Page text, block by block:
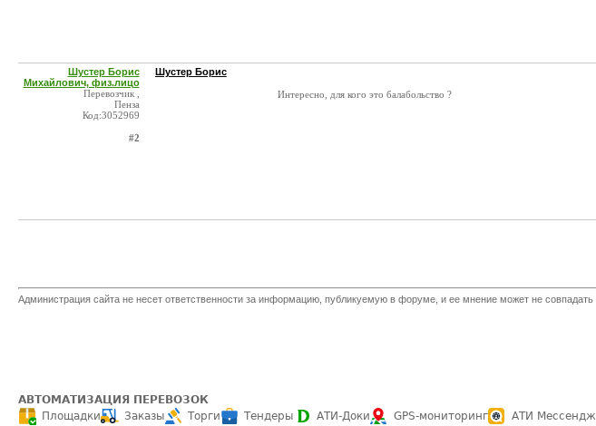
Шустер Борис
Михайлович, физ.лицо
Перевозчик ,
Пенза
Код:3052969
#2
Шустер Борис
Интересно, для кого это балабольство ?
Администрация сайта не несет ответственности за информацию, публикуемую в форуме, и ее мнение может не
АВТОМАТИЗАЦИЯ ПЕРЕВОЗОК
Площадки
Заказы Торги Тендеры АТИ-Доки GPS-мониторинг АТИ